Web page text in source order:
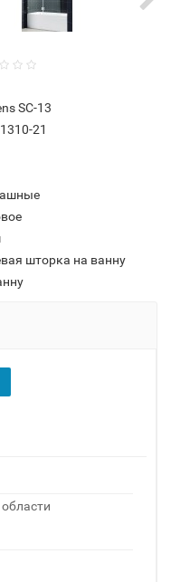
SC-13
21
шторка на ванну